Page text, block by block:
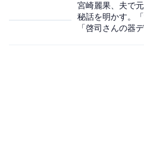
宮崎麗果、夫で
秘話を明かす。
「啓司さんの器